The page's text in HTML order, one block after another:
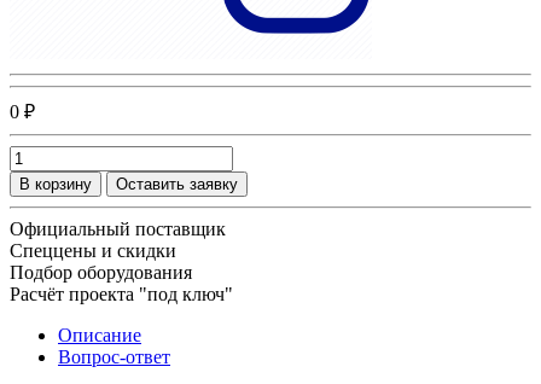
0 ₽
В корзину Оставить заявку
Официальный поставщик
Спеццены и скидки
Подбор оборудования
Расчёт проекта "под ключ"
Описание
Вопрос-ответ